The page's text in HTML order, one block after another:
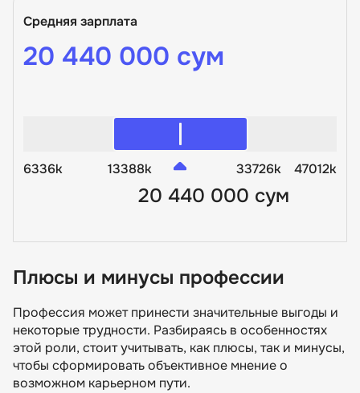
Средняя зарплата
20 440 000 сум
6336k 13388k
20 440 000 сум
33726k 47012k
Плюсы и минусы профессии
Профессия может принести значительные выгоды и
некоторые трудности. Разбираясь в особенностях
этой роли, стоит учитывать, как плюсы, так и минусы,
чтобы сформировать объективное мнение о
возможном карьерном пути.